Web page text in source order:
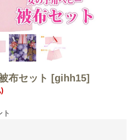
布セット [gihh15]
ト